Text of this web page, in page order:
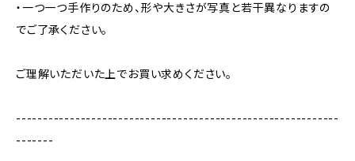
・一つ一つ手作りのため、形や大きさが写真と若干異なりますの
でご了承ください。
ご理解いただいた上でお買い求めください。
------------------------------------------------------------
-------